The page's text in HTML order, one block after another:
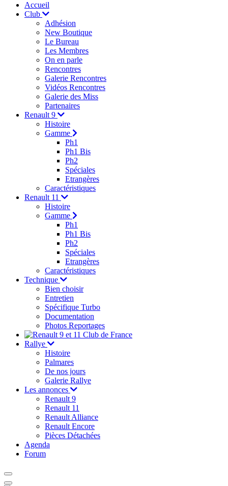
Accueil
Club
Adhésion
New Boutique
Le Bureau
Les Membres
On en parle
Rencontres
Galerie Rencontres
Vidéos Rencontres
Galerie des Miss
Partenaires
Renault 9
Histoire
Gamme
Ph1
Ph1 Bis
Ph2
Spéciales
Etrangères
Caractéristiques
Renault 11
Histoire
Gamme
Ph1
Ph1 Bis
Ph2
Spéciales
Etrangères
Caractéristiques
Technique
Bien choisir
Entretien
Spécifique Turbo
Documentation
Photos Reportages
Rallye
Histoire
Palmares
De nos jours
Galerie Rallye
Les annonces
Renault 9
Renault 11
Renault Alliance
Renault Encore
Pièces Détachées
Agenda
Forum